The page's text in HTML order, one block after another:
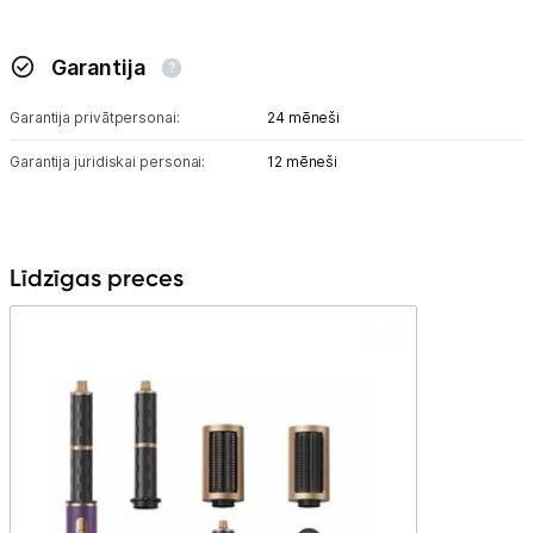
Garantija
Garantija privātpersonai: 24 mēneši
Garantija juridiskai personai: 12 mēneši
Līdzīgas preces